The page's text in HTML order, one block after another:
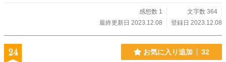
感想数 1
文字数 364
最終更新日 2023.12.08
登録日 2023.12.08
24 お気に入り追加 32